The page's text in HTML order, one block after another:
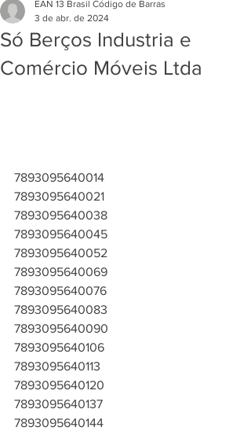
Só Berços Industria e
Comércio Móveis Ltda
EAN 13 Brasil Código de Barras
3 de abr. de 2024
7893095640014
7893095640021
7893095640038
7893095640045
7893095640052
7893095640069
7893095640076
7893095640083
7893095640090
7893095640106
7893095640113
7893095640120
7893095640137
7893095640144